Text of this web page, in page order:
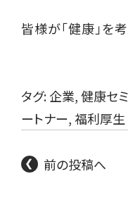
皆様が「健康」を
タグ:企業,健康セ
ートナー, 福利厚生
前の投稿へ